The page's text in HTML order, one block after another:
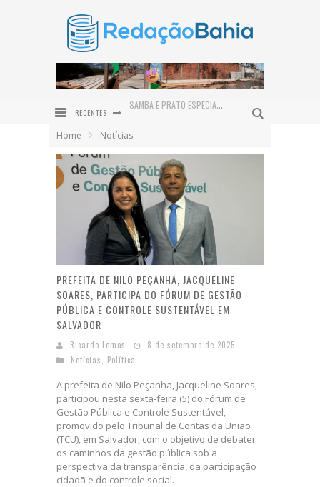
RECENTES
SAMBA E PRATO ESPECIAL COM POLVO DÃO O TOM DO DIA DOS PAIS NO DOM LAMBÃO
Home Notícias
PREFEITA DE NILO PEÇANHA, JACQUELINE
SOARES, PARTICIPA DO FÓRUM DE GESTÃO
PÚBLICA E CONTROLE SUSTENTÁVEL EM
SALVADOR
Ricardo Lemos
8 de setembro de 2025
Notícias
Política
A prefeita de Nilo Peçanha, Jacqueline Soares,
participou nesta sexta-feira (5) do Fórum de
Gestão Pública e Controle Sustentável,
promovido pelo Tribunal de Contas da União
(TCU), em Salvador, com o objetivo de debater
os caminhos da gestão pública sob a
perspectiva da transparência, da participação
cidadã e do controle social.